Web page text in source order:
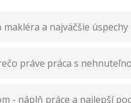
makléra a najväčšie úspechy
práve práca s
- náplň práce a najlepší